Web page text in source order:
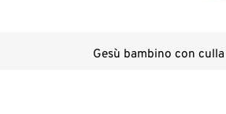
Gesù bambino con